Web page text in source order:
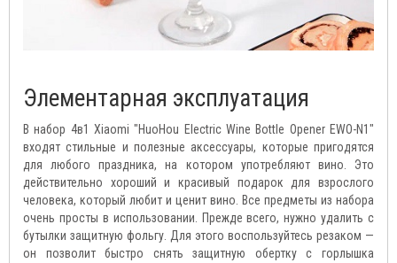
Элементарная эксплуатация
В набор 4в1 Xiaomi "HuoHou Electric Wine Bottle Opener EWO-N1"
входят стильные и полезные аксессуары, которые пригодятся
для любого праздника, на котором употребляют вино. Это
действительно хороший и красивый подарок для взрослого
человека, который любит и ценит вино. Все предметы из набора
очень просты в использовании. Прежде всего, нужно удалить с
бутылки защитную фольгу. Для этого воспользуйтесь резаком —
он позволит быстро снять защитную обертку с горлышка